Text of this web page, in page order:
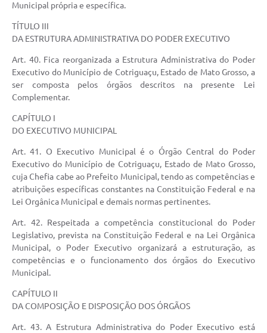
Municipal própria e específica.
TÍTULO III
DA ESTRUTURA ADMINISTRATIVA DO PODER EXECUTIVO
Art. 40. Fica reorganizada a Estrutura Administrativa do Poder
Executivo do Município de Cotriguaçu, Estado de Mato Grosso, a
ser composta pelos órgãos descritos na presente Lei
Complementar.
CAPÍTULO I
DO EXECUTIVO MUNICIPAL
Art. 41. O Executivo Municipal é o Órgão Central do Poder
Executivo do Município de Cotriguaçu, Estado de Mato Grosso,
cuja Chefia cabe ao Prefeito Municipal, tendo as competências e
atribuições específicas constantes na Constituição Federal e na
Lei Orgânica Municipal e demais normas pertinentes.
Art. 42. Respeitada a competência constitucional do Poder
Legislativo, prevista na Constituição Federal e na Lei Orgânica
Municipal, o Poder Executivo organizará a estruturação, as
competências e o funcionamento dos órgãos do Executivo
Municipal.
CAPÍTULO II
DA COMPOSIÇÃO E DISPOSIÇÃO DOS ÓRGÃOS
Art. 43. A Estrutura Administrativa do Poder Executivo está